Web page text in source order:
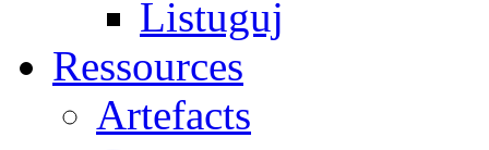
Listuguj
Ressources
Artefacts